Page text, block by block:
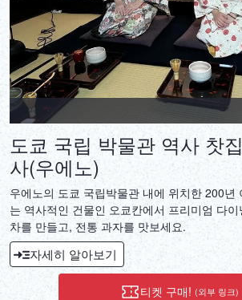
도쿄 국립 박물관 역사 찻
사(우에노)
우에노의 도쿄 국립박물관 내에 위치한 200년
는 역사적인 건물인 오쿄칸에서 프리미엄 다
차를 만들고, 전통 과자를 맛보세요.
자세히 알아보기
티켓 구매! (외부 링크)